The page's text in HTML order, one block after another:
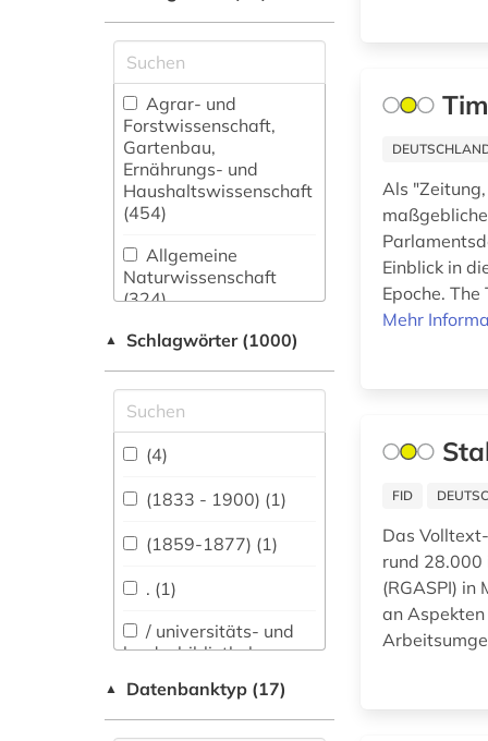
Agrar- und
Forstwissenschaft,
Gartenbau,
Ernährungs- und
Haushaltswissenschaft
(454)
Allgemeine
Naturwissenschaft
(324)
Allgemeine und
Datenbanken (2885)
Allgemeine und
vergleichende Sprach-
und
Literaturwissenschaft.
Indogermanistik.
Außereuropäische
Sprachen und
Literaturen (836)
Anglistik.
Amerikanistik (760)
Archäologie (324)
▲ Schlagwörter (1000)
(4)
(1833 - 1900) (1)
(1859-1877) (1)
. (1)
/ universitäts- und
landesbibliothek
100-1216 (1)
▲ Datenbanktyp (17)
Als
Einblick in
Epoche.
Mehr
FID
Das
rund 28.000
(RGASPI) in
an